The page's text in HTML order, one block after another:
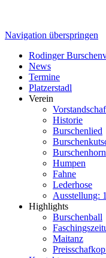
Navigation überspringen
Rodinger
News
Termine
Platzerstadl
Verein
Historie
Burschenlied
Burschenhorn
Humpen
Fahne
Lederhose
Ausstellung:
Highlights
Burschenball
Maitanz